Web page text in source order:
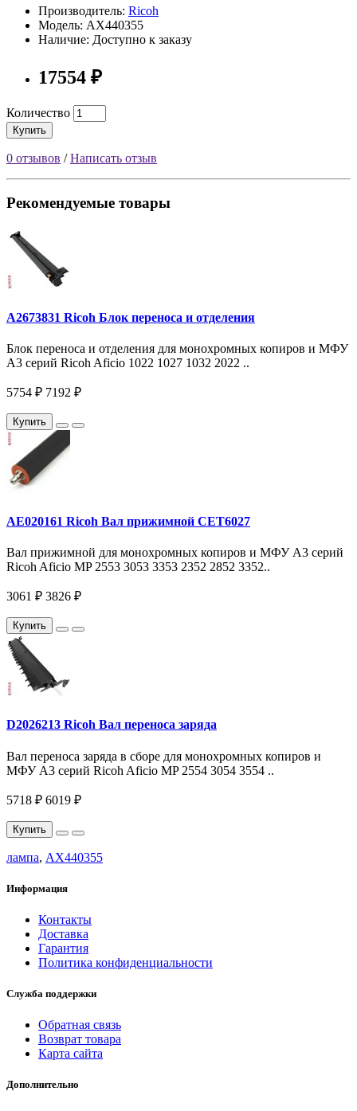
Производитель: Ricoh
Модель: AX440355
Наличие: Доступно к заказу
17554 ₽
Количество
Купить
0 отзывов /Написать отзыв
Рекомендуемые товары
A2673831 Ricoh Блок переноса и отделения
Блок переноса и отделения для монохромных копиров и МФУ
A3 серий Ricoh Aficio 1022 1027 1032 2022 ..
5754 ₽ 7192 ₽
Купить
AE020161 Ricoh Вал прижимной CET6027
Вал прижимной для монохромных копиров и МФУ A3 серий
Ricoh Aficio MP 2553 3053 3353 2352 2852 3352..
3061 ₽ 3826 ₽
Купить
D2026213 Ricoh Вал переноса заряда
Вал переноса заряда в сборе для монохромных копиров и
МФУ A3 серий Ricoh Aficio MP 2554 3054 3554 ..
5718 ₽ 6019 ₽
Купить
лампа, AX440355
Информация
Контакты
Доставка
Гарантия
Политика конфиденциальности
Служба поддержки
Обратная связь
Возврат товара
Карта сайта
Дополнительно